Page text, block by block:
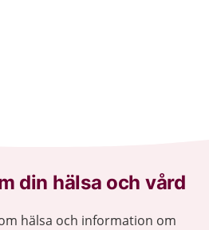
din hälsa och vård
hälsa och information om